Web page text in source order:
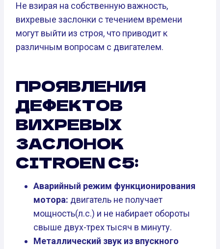
Не взирая на собственную важность,
вихревые заслонки с течением времени
могут выйти из строя, что приводит к
различным вопросам с двигателем.
ПРОЯВЛЕНИЯ
ДЕФЕКТОВ
ВИХРЕВЫХ
ЗАСЛОНОК
CITROEN C5:
Аварийный режим функционирования
мотора: двигатель не получает
мощность(л.с.) и не набирает обороты
свыше двух-трех тысяч в минуту.
Металлический звук из впускного